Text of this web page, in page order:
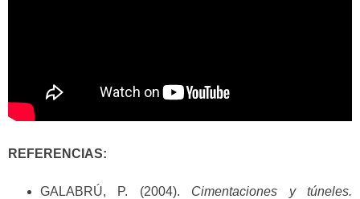
REFERENCIAS:
GALABRÚ, P. (2004). Cimentaciones y túneles.